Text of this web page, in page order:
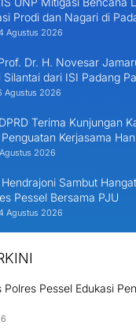
Prodi dan Nagari di
Agustus 2026
Dr. H. Novesar
Silantai dari ISI Padang
Dharma Andalas
Agustus 2026
Terima Kunjungan
Kerjasama
2026
Sambut
Pessel Bersama PJU
Agustus 2026
Polres Pessel Edukasi